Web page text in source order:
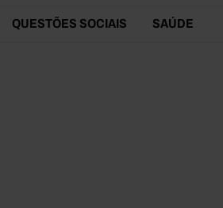
QUESTÕES SOCIAIS SAÚDE